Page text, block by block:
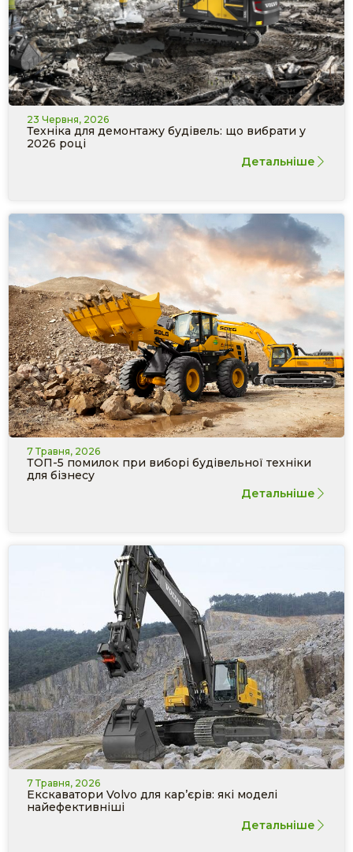
23 Червня, 2026
Техніка для демонтажу будівель: що вибрати у
2026 році
Детальніше
7 Травня, 2026
ТОП-5 помилок при виборі будівельної техніки
для бізнесу
Детальніше
7 Травня, 2026
Екскаватори Volvo для кар’єрів: які моделі
найефективніші
Детальніше